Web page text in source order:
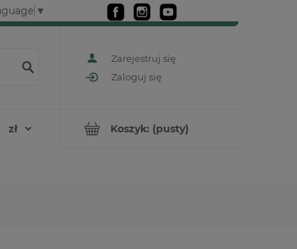
▼
Zarejestruj się
Zaloguj się
Koszyk: (pusty)